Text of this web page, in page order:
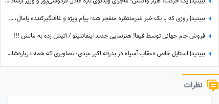
ببینید| روزی که با یک خبر غیرمنتظره منفجر شد؛ پیام ویژه و غافلگیرکننده یامال، ستاره تیم اسپانیا برای دختر 28 ساله داور صداتو چه بود؟
فروش جام جهانی توسط فیفا! هنرنمایی جدید اینفانتینو / آتیش زده به مالش !!!
ببینید| استایل خاص «عقاب آسیا» در بدرقه اکبر عبدی؛ تصاویری که همه درباره‌شان صحبت می‌کنند
نظرات